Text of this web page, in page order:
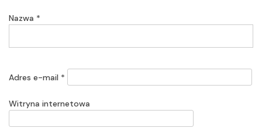
Nazwa *
Adres e-mail *
Witryna internetowa